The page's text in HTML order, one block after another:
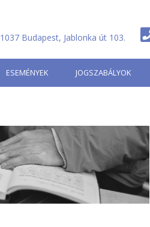
1037 Budapest, Jablonka út 103.
ESEMÉNYEK JOGSZABÁLYOK